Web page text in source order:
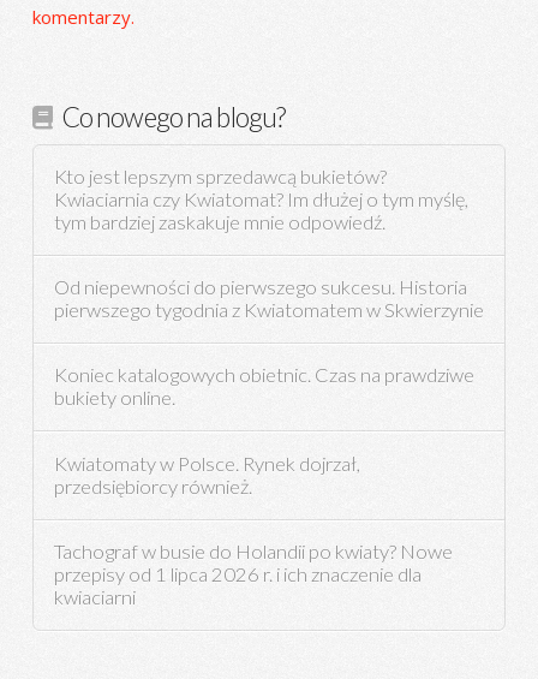
komentarzy.
Co nowego na blogu?
Kto jest lepszym sprzedawcą bukietów?
Kwiaciarnia czy Kwiatomat? Im dłużej o tym myślę,
tym bardziej zaskakuje mnie odpowiedź.
Od niepewności do pierwszego sukcesu. Historia
pierwszego tygodnia z Kwiatomatem w Skwierzynie
Koniec katalogowych obietnic. Czas na prawdziwe
bukiety online.
Kwiatomaty w Polsce. Rynek dojrzał,
przedsiębiorcy również.
Tachograf w busie do Holandii po kwiaty? Nowe
przepisy od 1 lipca 2026 r. i ich znaczenie dla
kwiaciarni